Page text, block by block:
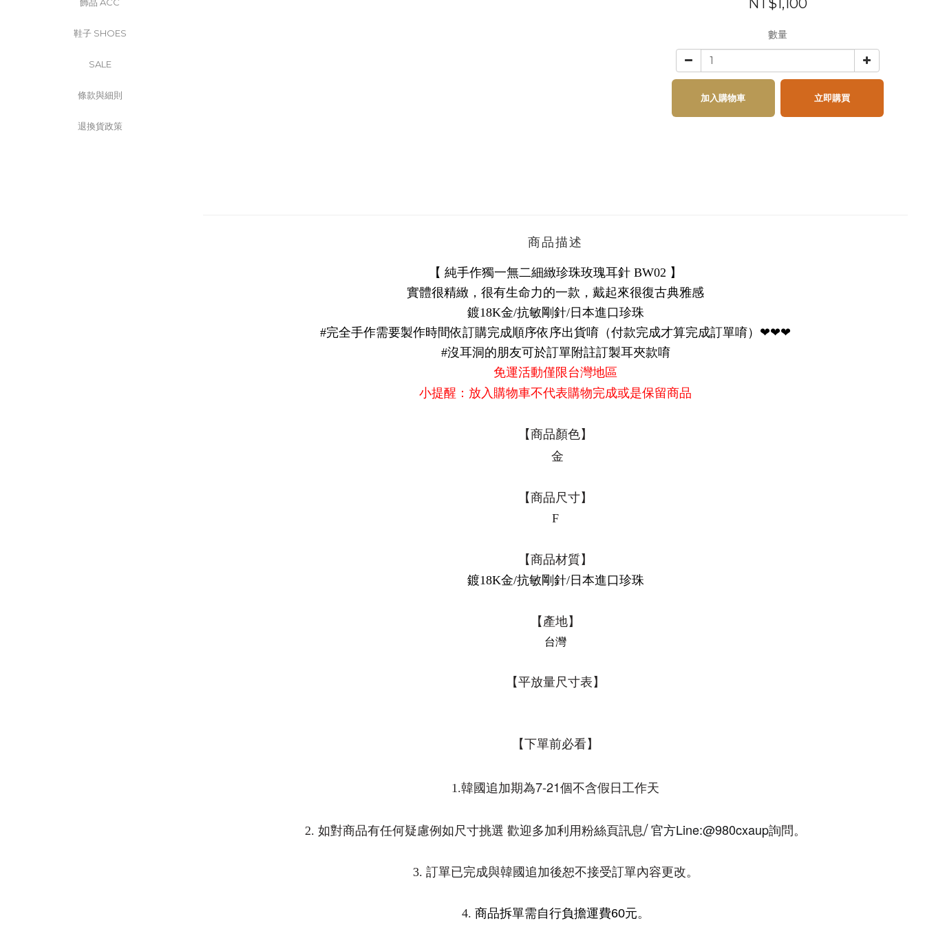
鞋子 SHOES
SALE
條款與細則
退換貨政策
NT$1,100
數量
加入購物車 立即購買
商品描述
【 純手作獨一無二細緻珍珠玫瑰耳針 BW02 】
實體很精緻，很有生命力的一款，戴起來很復古典雅感
鍍18K金/抗敏剛針/日本進口珍珠
#完全手作需要製作時間依訂購完成順序依序出貨唷（付款完成才算完成訂單唷）❤❤❤
#沒耳洞的朋友可於訂單附註訂製耳夾款唷
免運活動僅限台灣地區
小提醒：放入購物車不代表購物完成或是保留商品
【商品顏色】
金
【商品尺寸】
F
【商品材質】
鍍18K金/抗敏剛針/日本進口珍珠
【產地】
台灣
【平放量尺寸表】
【下單前必看】
1.韓國追加期為7-21個不含假日工作天
2. 如對商品有任何疑慮例如尺寸挑選 歡迎多加利用粉絲頁訊息/ 官方Line:@980cxaup詢問。
3. 訂單已完成與韓國追加後恕不接受訂單內容更改。
4. 商品拆單需自行負擔運費60元。